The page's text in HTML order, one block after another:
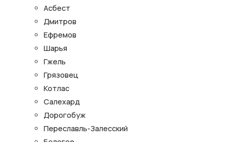
Асбест
Дмитров
Ефремов
Шарья
Гжель
Грязовец
Котлас
Салехард
Дорогобуж
Переславль-Залесский